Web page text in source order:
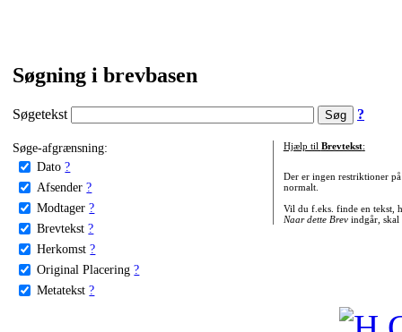
Søgning i brevbasen
Søgetekst ?
Søge-afgrænsning:
Dato ?
Afsender ?
Modtager ?
Brevtekst ?
Herkomst ?
Original Placering ?
Metatekst ?
Hjælp til Brevtekst:
Der er ingen restriktioner
normalt.
Vil du f.eks. finde en tekst,
Naar dette Brevindgår, skal